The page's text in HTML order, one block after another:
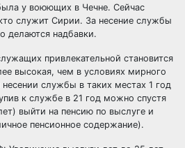
у воюющих в Чечне. Сейчас
служит Сирии. За несение службы
делаются надбавки.
привлекательной становится
высокая, чем в условиях мирного
службы в таких местах 1 год
к службе в 21 год можно спустя
выйти на пенсию по выслуге и
пенсионное содержание).